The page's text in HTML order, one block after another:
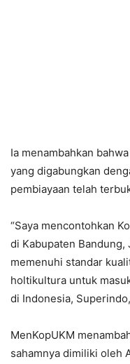
Ia menambahkan
yang digabungkan
pembiayaan telah
“Saya mencontohkan
di Kabupaten Bandung,
memenuhi standar
holtikultura untuk
di Indonesia,
MenKopUKM
sahamnya dimiliki oleh